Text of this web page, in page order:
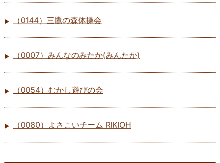
（0144）三鷹の森体操会
（0007）みんなのみたか(みんたか)
（0054）むかし遊びの会
（0080）よさこいチーム RIKIOH